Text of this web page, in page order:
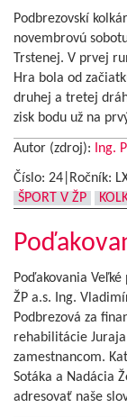
Podbrezovskí
novembrovú
Trstenej. V prvej
Hra bola od
druhej a tretej
zisk bodu už na
Autor (zdroj): Ing.
Číslo: 24|Ročník:
ŠPORT V ŽP
Poďakovania
ŽP a.s. Ing.
Podbrezová za
rehabilitácie
zamestnancom.
Sotáka a Nadácia
adresovať naše